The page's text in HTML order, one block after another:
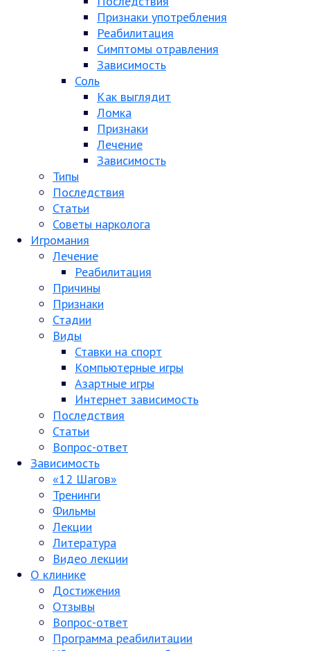
Признаки употребления
Реабилитация
Симптомы отравления
Зависимость
Соль
Как выглядит
Ломка
Признаки
Лечение
Зависимость
Типы
Последствия
Статьи
Советы нарколога
Игромания
Лечение
Реабилитация
Причины
Признаки
Стадии
Виды
Ставки на спорт
Компьютерные игры
Азартные игры
Интернет зависимость
Последствия
Статьи
Вопрос-ответ
Зависимость
«12 Шагов»
Тренинги
Фильмы
Лекции
Литература
Видео лекции
О клинике
Достижения
Отзывы
Вопрос-ответ
Программа реабилитации